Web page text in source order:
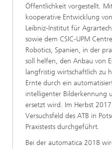
Öffentlichkeit vorgestellt.
kooperative Entwicklung
Leibniz-Institut für
sowie dem CSIC-UPM
Robotics, Spanien, in der
soll helfen, den Anbau von
langfristig wirtschaftlich zu
Ernte durch ein
intelligenter Bilderkennung
ersetzt wird. Im Herbst
Versuchsfeld des ATB in
Praxistests durchgeführt.
Bei der automatica 2018